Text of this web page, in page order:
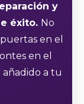
y
éxito. No
en el
en el
a tu